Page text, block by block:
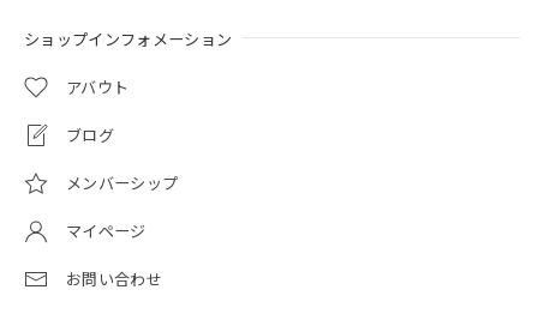
ショップインフォメーション
アバウト
ブログ
メンバーシップ
マイページ
お問い合わせ